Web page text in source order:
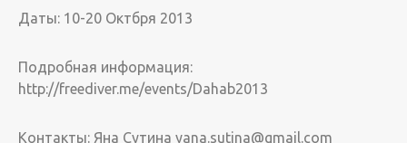
Даты: 10-20 Октбря 2013
Подробная информация:
http://freediver.me/events/Dahab2013
Контакты: Яна Сутина yana.sutina@gmail.com